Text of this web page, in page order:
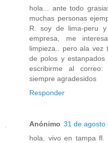
hola... ante todo
muchas personas
R. soy de lima-peru
empresa, me
limpieza.. pero ala vez
de polos y estanpados
escribirme al correo:
siempre agradesidos
Responder
Anónimo 31 de agosto
hola, vivo en tampa